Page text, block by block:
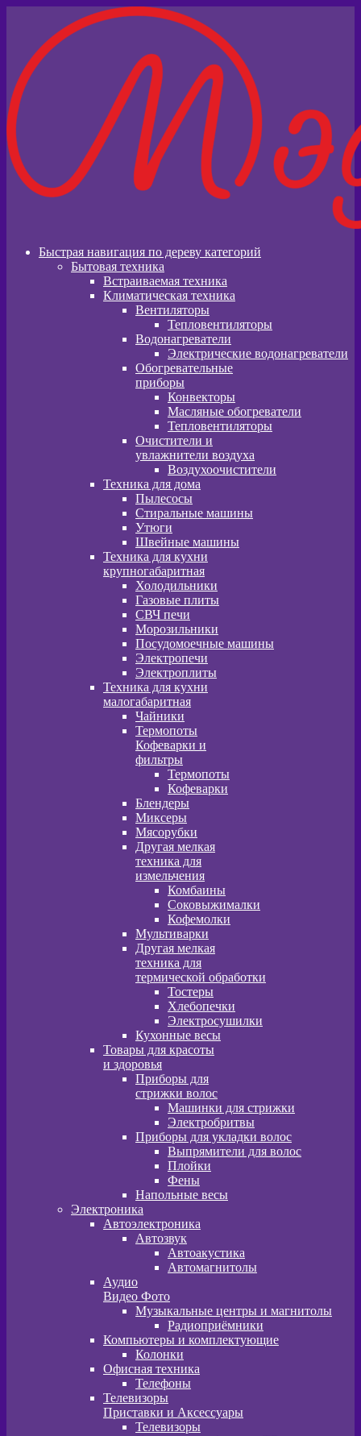
навигации
содержимому
Быстрая навигация по дереву категорий
Бытовая техника
Встраиваемая техника
Климатическая техника
Вентиляторы
Тепловентиляторы
Водонагреватели
Электрические водонагреватели
Обогревательные
приборы
Конвекторы
Масляные обогреватели
Тепловентиляторы
Очистители и
увлажнители воздуха
Воздухоочистители
Техника для дома
Пылeсосы
Стиральные машины
Утюги
Швейные машины
Техника для кухни
крупногабаритная
Холодильники
Газовые плиты
СВЧ печи
Морозильники
Посудомоечные машины
Электропечи
Электроплиты
Техника для кухни
малогабаритная
Чайники
Термопоты
Кофеварки и
фильтры
Термопоты
Кофеварки
Блендеры
Миксеры
Мясорубки
Другая мелкая
техника для
измельчения
Комбаины
Соковыжималки
Кофемолки
Мультиварки
Другая мелкая
техника для
термической обработки
Тостеры
Хлебопечки
Электросушилки
Кухонные весы
Товары для красоты
и здоровья
Приборы для
стрижки волос
Машинки для стрижки
Электробритвы
Приборы для укладки волос
Выпрямители для волос
Плойки
Фены
Напольные весы
Электроника
Автоэлектроника
Автозвук
Автоакустика
Автомагнитолы
Аудио
Видео Фото
Музыкальные центры и магнитолы
Радиоприёмники
Компьютеры и комплектующие
Колонки
Офисная техника
Телефоны
Телевизоры
Приставки и Аксессуары
Телевизоры